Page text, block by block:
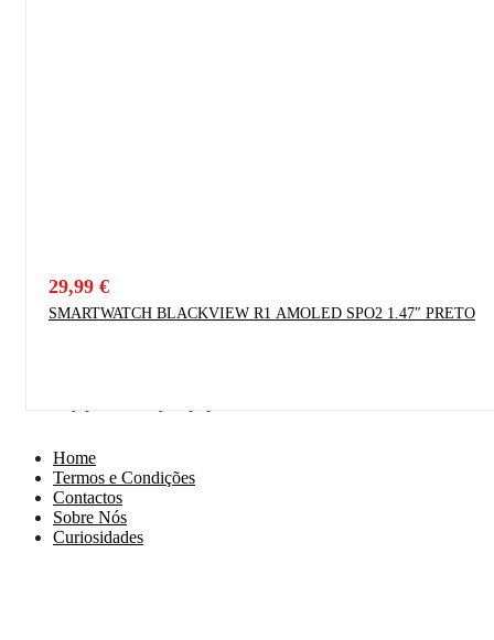
29,99 €
SMARTWATCH BLACKVIEW R1 AMOLED SPO2 1.47″ PRETO
Home
Termos e Condições
Contactos
Sobre Nós
Curiosidades